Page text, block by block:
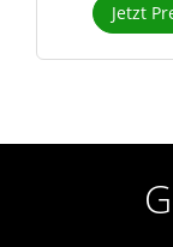
Jetzt